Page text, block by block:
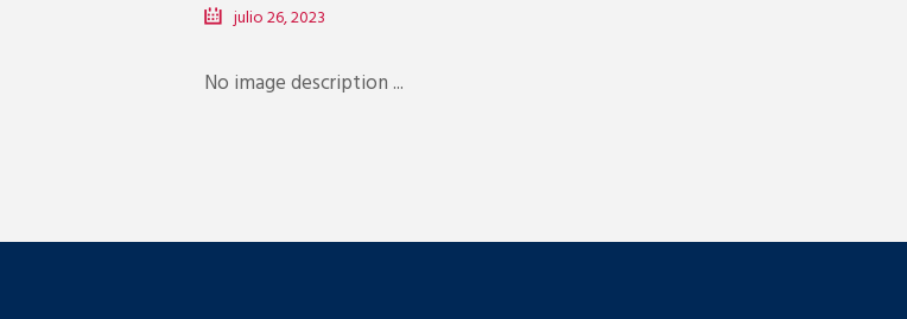
julio 26, 2023
No image description ...